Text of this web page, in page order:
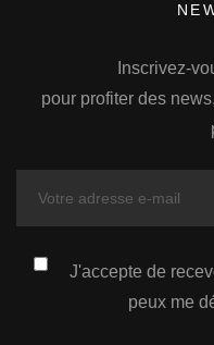
Inscrivez-
pour profiter des
J'accepte de
peux me